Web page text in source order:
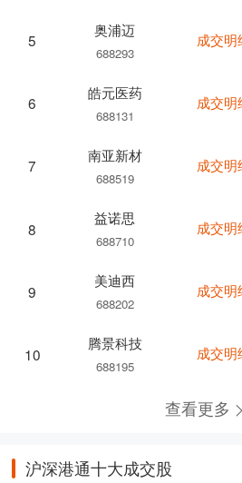
5
奥浦迈
688293
6
皓元医药
688131
7
南亚新材
688519
8
益诺思
688710
9
美迪西
688202
10
腾景科技
688195
成交明
成交明
成交明
成交明
成交明
成交明
查看更多
沪深港通十大成交股